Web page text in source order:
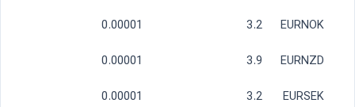
EURNOK
3.2
0.00001
EURNZD
3.9
0.00001
EURSEK
3.2
0.00001